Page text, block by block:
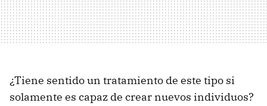
¿Tiene sentido un tratamiento de este tipo si
solamente es capaz de crear nuevos individuos?